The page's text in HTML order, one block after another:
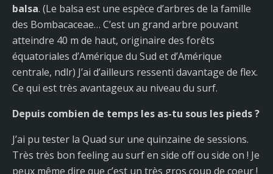
balsa. (Le balsa est une espèce d’arbres de la famille
des Bombacaceae… C’est un grand arbre pouvant
atteindre 40 m de haut, originaire des forêts
équatoriales d’Amérique du Sud et d’Amérique
centrale, ndlr) J’ai d’ailleurs ressenti davantage de flex.
Ce qui est très avantageux au niveau du surf.
Depuis combien de temps les as-tu sous les pieds ?
J’ai pu tester la Quad sur une quinzaine de sessions.
Très très bon feeling au surf en side off ou side on ! Je
peux même dire que c’est un très gros coup de coeur !